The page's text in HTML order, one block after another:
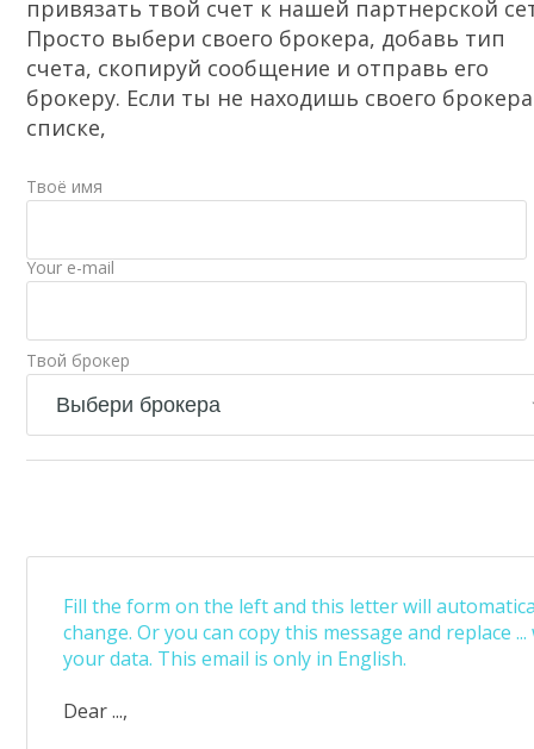
привязать твой счет к нашей партнерской
Просто выбери своего брокера, добавь тип
счета, скопируй сообщение и отправь его
брокеру. Если ты не находишь своего
списке,
Твоё имя
Your e-mail
Твой брокер
Fill the form on the left and this letter will
change. Or you can copy this message and replace
your data. This email is only in English.
Dear ...,